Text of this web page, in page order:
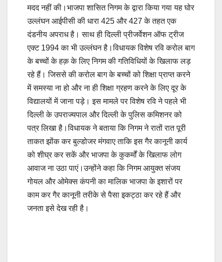
मदद नहीं की।भाजपा शासित निगम के द्वारा किया गया यह घोर
उल्लंघन आईपीसी की धारा 425 और 427 के तहत एक
दंडनीय अपराध है। साथ ही दिल्ली प्रीजर्वेशन ऑफ ट्रीज
एक्ट 1994 का भी उल्लंघन है।विधायक विशेष रवि करोल बाग
के बच्चों के हक़ के लिए निगम की गतिविधियों के खिलाफ लड़
रहे हैं। जिससे की करोल बाग के बच्चों को शिक्षा प्राप्त करने
में समस्या ना हो और ना ही शिक्षा ग्रहण करने के लिए दूर के
विद्यालयों में जाना पड़े। इस मामले पर विशेष रवि ने पहले भी
दिल्ली के उपराज्यपाल और दिल्ली के पुलिस कमिशनर को
पत्र लिखा है।विधायक ने बताया कि निगम ने रातों रात पूरी
ताकत झोंक कर बुल्डोजर मंगवाए ताकि इस गैर कानूनी कार्य
को शीघ्र कर सकें और भाजपा के कुकर्मों के खिलाफ लोग
आवाज ना उठा पाएं।उन्होंने कहा कि निगम आयुक्त संजय
गोयल और ओमेक्स कंपनी का मालिक भाजपा के इशारों पर
काम कर गैर कानूनी तरीके से पैसा इकट्ठा कर रहे हैं और
जनता इसे देख रही है।